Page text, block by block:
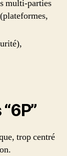
multi‑parties
trop centré